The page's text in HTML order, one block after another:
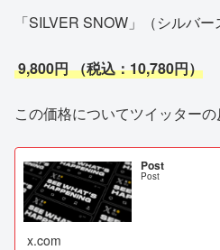
「SILVER SNOW」（シルバ
9,800円 （税込：10,780円）
この価格についてツイッターの
Post
Post
x.com